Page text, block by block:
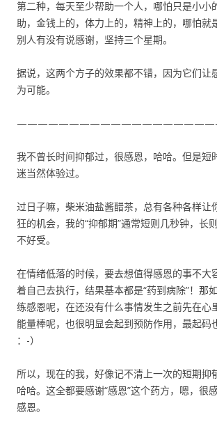
第二种，每天至少帮助一个人，哪怕只是小小
助，金钱上的，体力上的，精神上的，哪怕就
别人有没有说感谢，坚持三个星期。
据说，这两个方子的效果都不错，因为它们让
为可能。
我不曾长时间抑郁过，很感恩，哈哈。但是短
迷当然体验过。
过日子嘛，柴米油盐酱醋茶，总有各种各样让
狂的机会，我的“抑郁期”通常短则几秒钟，长
不好受。
在情绪低落的时候，要去想值得感恩的事不大
着自己去执行，结果基本都是“药到病除”！那
练感恩呢，在还没有什么事情发生之前先在心
能量棒呢，也很明显会起到预防作用，最起码
：-）
所以，现在的我，好像记不清上一次的短期抑
哈哈。这全都要感谢“感恩”这个药方，嗯，很
感恩。